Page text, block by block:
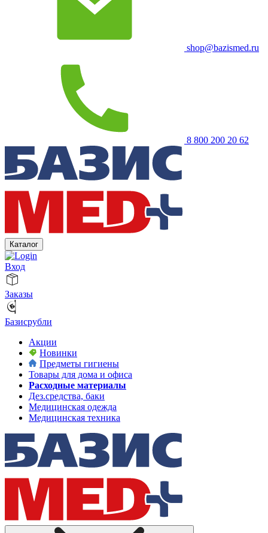
shop@bazismed.ru
8 800 200 20 62
Каталог
Вход
Заказы
Базисрубли
Акции
Новинки
Предметы гигиены
Товары для дома и офиса
Расходные материалы
Дез.средства, баки
Медицинская одежда
Медицинская техника